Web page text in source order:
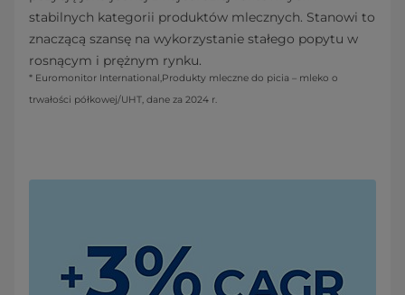
stabilnych kategorii produktów mlecznych. Stanowi to
znaczącą szansę na wykorzystanie stałego popytu w
rosnącym i prężnym rynku.
* Euromonitor International,Produkty mleczne do picia – mleko o
trwałości półkowej/UHT, dane za 2024 r.